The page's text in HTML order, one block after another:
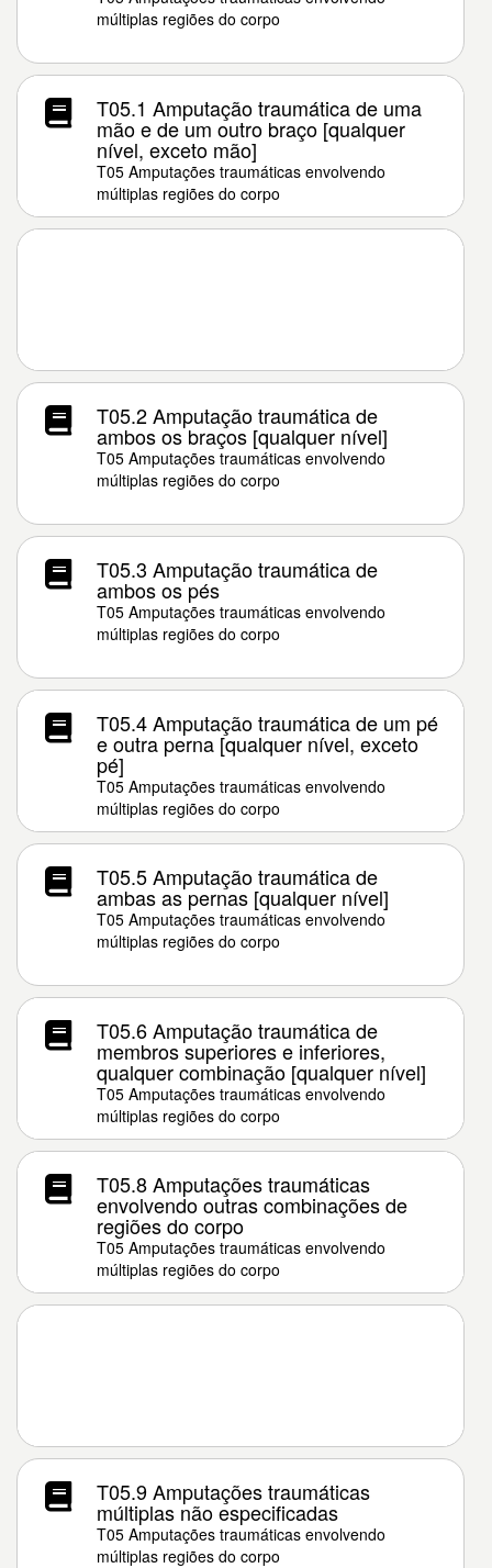
múltiplas regiões do corpo
T05.1 Amputação traumática de uma
mão e de um outro braço [qualquer
nível, exceto mão]
T05 Amputações traumáticas envolvendo
múltiplas regiões do corpo
T05.2 Amputação traumática de
ambos os braços [qualquer nível]
T05 Amputações traumáticas envolvendo
múltiplas regiões do corpo
T05.3 Amputação traumática de
ambos os pés
T05 Amputações traumáticas envolvendo
múltiplas regiões do corpo
T05.4 Amputação traumática de um pé
e outra perna [qualquer nível, exceto
pé]
T05 Amputações traumáticas envolvendo
múltiplas regiões do corpo
T05.5 Amputação traumática de
ambas as pernas [qualquer nível]
T05 Amputações traumáticas envolvendo
múltiplas regiões do corpo
T05.6 Amputação traumática de
membros superiores e inferiores,
qualquer combinação [qualquer nível]
T05 Amputações traumáticas envolvendo
múltiplas regiões do corpo
T05.8 Amputações traumáticas
envolvendo outras combinações de
regiões do corpo
T05 Amputações traumáticas envolvendo
múltiplas regiões do corpo
T05.9 Amputações traumáticas
múltiplas não especificadas
T05 Amputações traumáticas envolvendo
múltiplas regiões do corpo